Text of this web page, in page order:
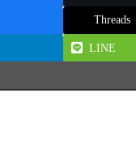
Threads
LINE